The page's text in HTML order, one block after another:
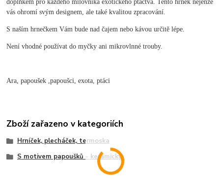
doplňkem pro každého milovníka exotického ptactva. Tento hrnek nejenže
vás ohromí svým designem, ale také kvalitou zpracování.
S naším hrnečkem Vám bude nad čajem nebo kávou určitě lépe.
Není vhodné používat do myčky ani mikrovlnné trouby.
Ara, papoušek ,papoušci, exota, ptáci
Zboží zařazeno v kategoriích
Hrníček, plecháček, termoska
S motivem papoušků - keramický